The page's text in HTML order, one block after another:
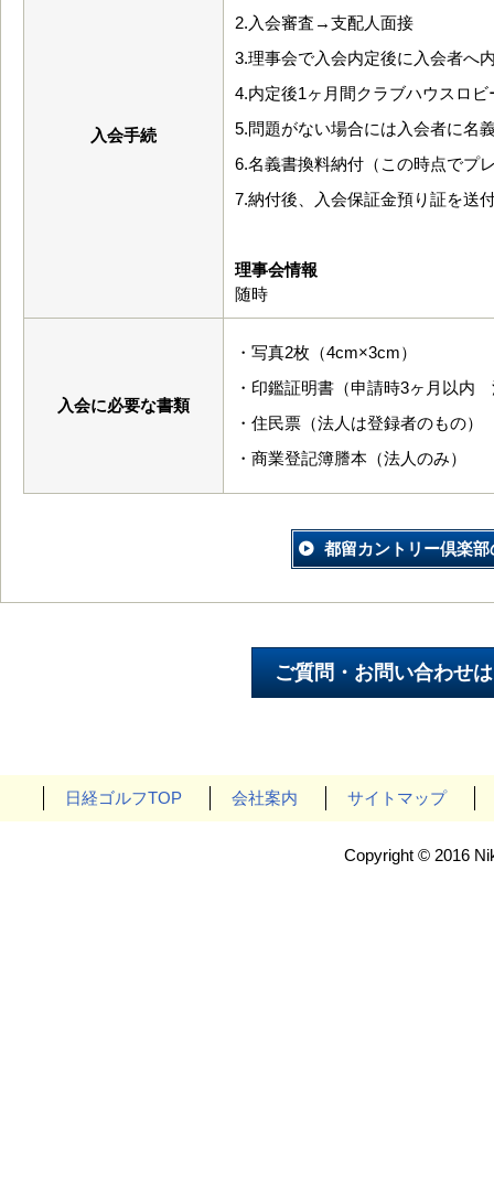
入会手続
2.入会審査→支配人面接
3.理事会で入会内定後に入会者へ
4.内定後1ヶ月間クラブハウスロ
5.問題がない場合には入会者に名
6.名義書換料納付（この時点でプ
7.納付後、入会保証金預り証を送
理事会情報
随時
入会に必要な書類
・写真2枚（4cm×3cm）
・印鑑証明書（申請時3ヶ月以内
・住民票（法人は登録者のもの）
・商業登記簿謄本（法人のみ）
都留カントリー倶楽
日経ゴルフTOP 会社案内 サイトマップ
Copyright © 2016